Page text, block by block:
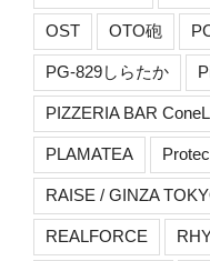
OST OTO砲
PG-829しらたか
PIZZERIA BAR
PLAMATEA
RAISE / GINZA
REALFORCE